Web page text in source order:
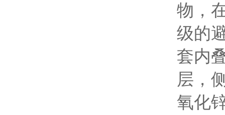
物，
级的
套内
层，
氧化